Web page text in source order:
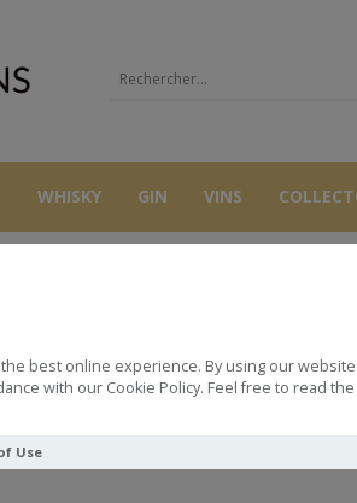
best online experience. By using our
with our Cookie Policy. Feel free to read the
Use
WHISKY GIN VINS
LES